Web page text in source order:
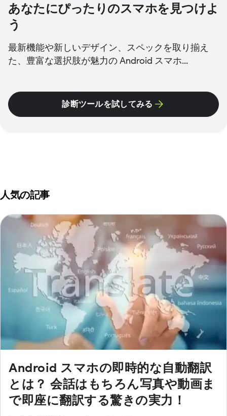
あなたにぴったりのスマホを見つけよ
う
最新機能や新しいデザイン、スペックを取り揃え
た、豊富な選択肢が魅力の Android スマホ...
診断ツールを試してみる
人気の記事
Android スマホの即時的な自動翻訳
とは？ 会話はもちろん写真や動画ま
で即座に翻訳する驚きの実力！